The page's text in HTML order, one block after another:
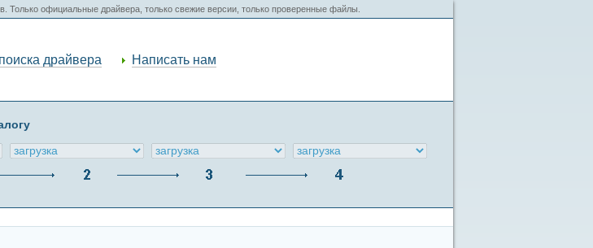
Только официальные драйвера, только свежие версии, только проверенные файлы.
драйвера Написать нам